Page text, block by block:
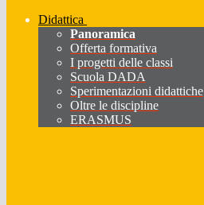
Didattica
Panoramica
Offerta formativa
I progetti delle classi
Scuola DADA
Sperimentazioni didattiche
Oltre le discipline
ERASMUS